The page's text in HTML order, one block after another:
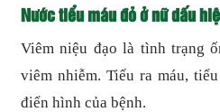
Nước tiểu máu đỏ ở nữ dấu
Viêm niệu đạo là tình trạng
viêm nhiễm. Tiếu ra máu,
điển hình của bệnh.